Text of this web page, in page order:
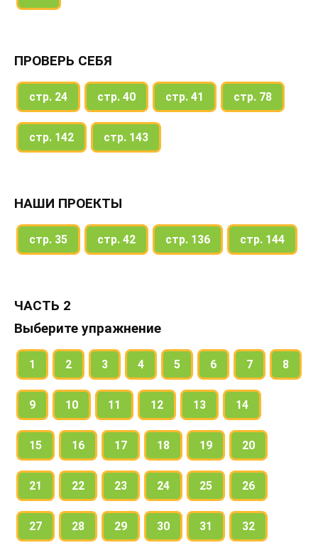
ПРОВЕРЬ СЕБЯ
стр. 24 стр. 40 стр. 41 стр. 78
стр. 142 стр. 143
НАШИ ПРОЕКТЫ
стр. 35 стр. 42 стр. 136 стр. 144
ЧАСТЬ 2
Выберите упражнение
1 2 3 4 5 6 7 8
9 10 11 12 13 14
15 16 17 18 19 20
21 22 23 24 25 26
27 28 29 30 31 32